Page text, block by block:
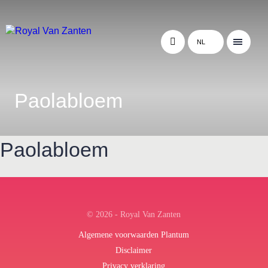
NL
Paolabloem
Paolabloem
© 2026 - Royal Van Zanten
Algemene voorwaarden Plantum
Disclaimer
Privacy verklaring